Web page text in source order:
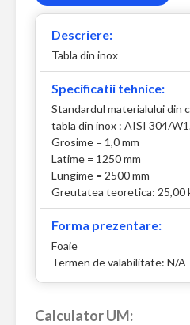
Descriere:
Tabla din inox
Specificatii tehnice:
Standardul materialului din
tabla din inox : AISI 304/
Grosime = 1,0 mm
Latime = 1250 mm
Lungime = 2500 mm
Greutatea teoretica: 25,00
Forma prezentare:
Foaie
Termen de valabilitate: N/A
Calculator UM: